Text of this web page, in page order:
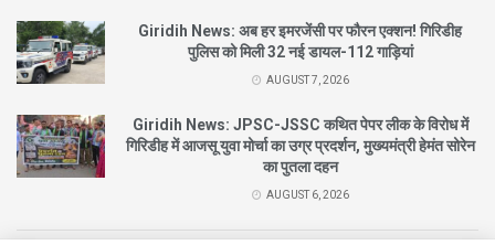
Giridih News: अब हर इमरजेंसी पर फौरन एक्शन! गिरिडीह
पुलिस को मिली 32 नई डायल-112 गाड़ियां
AUGUST 7, 2026
Giridih News: JPSC-JSSC कथित पेपर लीक के विरोध में
गिरिडीह में आजसू युवा मोर्चा का उग्र प्रदर्शन, मुख्यमंत्री हेमंत सोरेन
का पुतला दहन
AUGUST 6, 2026